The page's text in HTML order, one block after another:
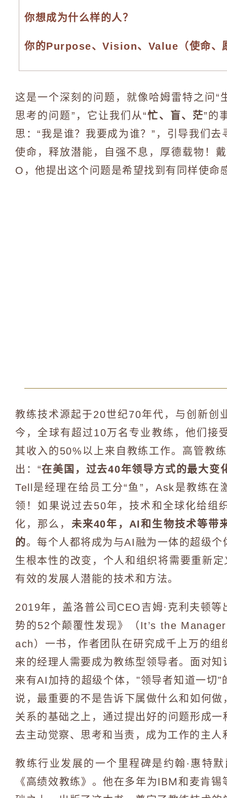
你想成为什么样的人？
你的Purpose、Vision、Value（使命、
这是一个深刻的问题，就像哈姆雷特之问“
思考的问题”，它让我们从“忙、盲、茫”的
思：“我是谁？我要成为谁？”，引导我们
使命，释放潜能，自强不息，厚德载物！
O，他提出这个问题是希望找到有同样使命
教练技术源起于20世纪70年代，与创新创
今，全球有超过10万名专业教练，他们接
其收入的50%以上来自教练工作。高管教
出：“在美国，过去40年领导方式的最大
Tell是经理在给员工分“鱼”，Ask是教练
领！如果说过去50年，技术和全球化给组
化，那么， 未来40年，AI和生物技术等带
的。每个人都将成为与AI融为一体的超级
生根本性的改变，个人和组织将需要重新
有效的发展人潜能的技术和方法。
2019年，盖洛普公司CEO吉姆·克利夫顿
势的52个颠覆性发现》（It’s the
ach）一书，作者团队在研究成千上万的组
来的经理人需要成为教练型领导者。面对
来有AI加持的超级个体，"领导者知道一切"
说，最重要的不是告诉下属做什么和如何
关系的基础之上，通过提出好的问题形成
去主动觉察、思考和当责，成为工作的主
教练行业发展的一个里程碑是约翰·惠特
《高绩效教练》。他在多年为IBM和麦肯